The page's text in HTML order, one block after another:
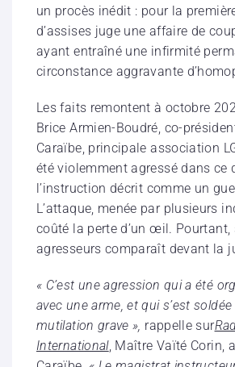
un procès inédit : pour la
d’assises juge une affaire de
ayant entraîné une infirmité
circonstance aggravante
Les faits remontent à octobre
Brice Armien-Boudré, co-
Caraïbe, principale association
été violemment agressé dans ce
l’instruction décrit comme un
L’attaque, menée par plusieurs
coûté la perte d’un œil. Pourtant,
agresseurs comparaît devant la
« C’est une agression qui a été
avec une arme, et qui s’est
mutilation grave », rappelle sur
International, Maître Vaïté Corin,